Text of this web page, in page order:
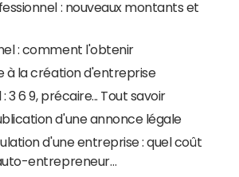
: nouveaux montants et
: comment l'obtenir
à la création d'entreprise
3 6 9, précaire... Tout savoir
d'une annonce légale
d'une entreprise : quel coût
entrepreneur…